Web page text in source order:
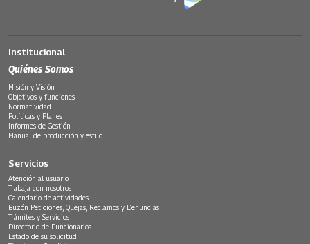
Institucional
Quiénes Somos
Misión y Visión
Objetivos y funciones
Normatividad
Políticas y Planes
Informes de Gestión
Manual de producción y estilo
Servicios
Atención al usuario
Trabaja con nosotros
Calendario de actividades
Buzón Peticiones, Quejas, Reclamos y Denuncias
Trámites y Servicios
Directorio de Funcionarios
Estado de su solicitud